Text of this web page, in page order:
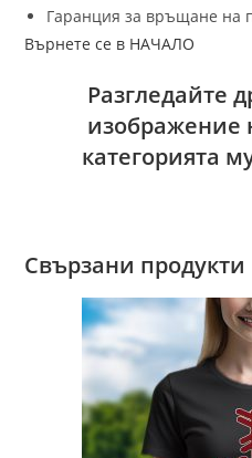
Гаранция за връщане на
Върнете се в НАЧАЛО
Разгледайте
изображение
категорията
Свързани продукти